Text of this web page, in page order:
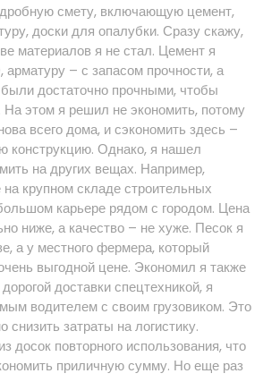
смету, включающую цемент,
доски для опалубки. Сразу скажу,
материалов я не стал. Цемент я
– с запасом прочности, а
достаточно прочными, чтобы
На этом я решил не экономить, потому
всего дома, и сэкономить здесь –
конструкцию. Однако, я нашел
на других вещах. Например,
крупном складе строительных
карьере рядом с городом. Цена
ниже, а качество – не хуже. Песок я
а у местного фермера, который
выгодной цене. Экономил я также
доставки спецтехникой, я
водителем с своим грузовиком. Это
снизить затраты на логистику.
досок повторного использования, что
приличную сумму. Но еще раз